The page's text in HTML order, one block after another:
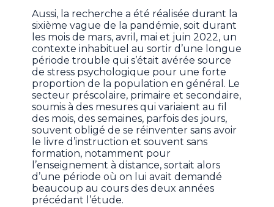
Aussi, la recherche a été réalisée durant la
sixième vague de la pandémie, soit durant
les mois de mars, avril, mai et juin 2022, un
contexte inhabituel au sortir d’une longue
période trouble qui s’était avérée source
de stress psychologique pour une forte
proportion de la population en général. Le
secteur préscolaire, primaire et secondaire,
soumis à des mesures qui variaient au fil
des mois, des semaines, parfois des jours,
souvent obligé de se réinventer sans avoir
le livre d’instruction et souvent sans
formation, notamment pour
l’enseignement à distance, sortait alors
d’une période où on lui avait demandé
beaucoup au cours des deux années
précédant l’étude.